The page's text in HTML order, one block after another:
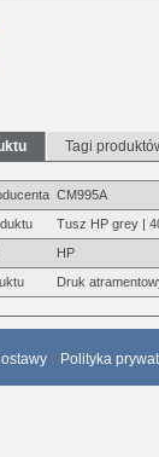
Tagi
CM995A
Tusz HP grey |
HP
Druk
Polityka